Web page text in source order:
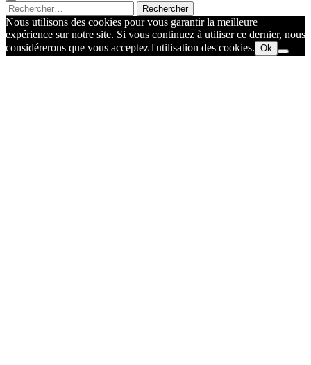
Rechercher :
Nous utilisons des cookies pour vous garantir la meilleure
expérience sur notre site. Si vous continuez à utiliser ce dernier, nous
considérerons que vous acceptez l'utilisation des cookies. Ok